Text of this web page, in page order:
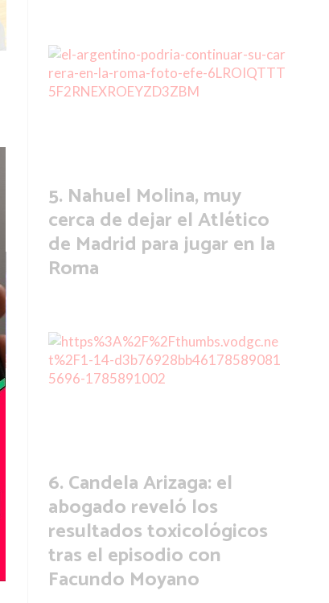
Nahuel Molina, muy
cerca de dejar el Atlético
de Madrid para jugar en la
Roma
Candela Arizaga: el
abogado reveló los
resultados toxicológicos
tras el episodio con
Facundo Moyano